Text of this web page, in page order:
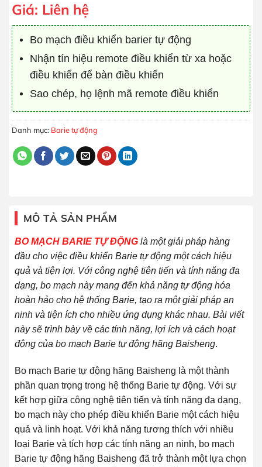
Giá: Liên hệ
Bo mạch điều khiển barier tự động
Nhận tín hiệu remote điều khiển từ xa hoặc
điều khiển để bàn điều khiển
Sao chép, họ lệnh mã remote điều khiển
Danh mục: Barie tự động
MÔ TẢ SẢN PHẨM
BO MẠCH BARIE TỰ ĐỘNG là một giải pháp hàng
đầu cho việc điều khiển Barie tự động một cách hiệu
quả và tiện lợi. Với công nghệ tiên tiến và tính năng đa
dạng, bo mạch này mang đến khả năng tự động hóa
hoàn hảo cho hệ thống Barie, tạo ra một giải pháp an
ninh và tiện ích cho nhiều ứng dụng khác nhau. Bài viết
này sẽ trình bày về các tính năng, lợi ích và cách hoạt
động của bo mạch Barie tự động hãng Baisheng.
Bo mạch Barie tự động hãng Baisheng là một thành
phần quan trọng trong hệ thống Barie tự động. Với sự
kết hợp giữa công nghệ tiên tiến và tính năng đa dạng,
bo mạch này cho phép điều khiển Barie một cách hiệu
quả và linh hoạt. Với khả năng tương thích với nhiều
loại Barie và tích hợp các tính năng an ninh, bo mạch
Barie tự động hãng Baisheng đã trở thành một lựa chọn